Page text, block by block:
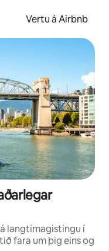
Vertu á Airbnb
langtímagistingu í
fara um þig eins og